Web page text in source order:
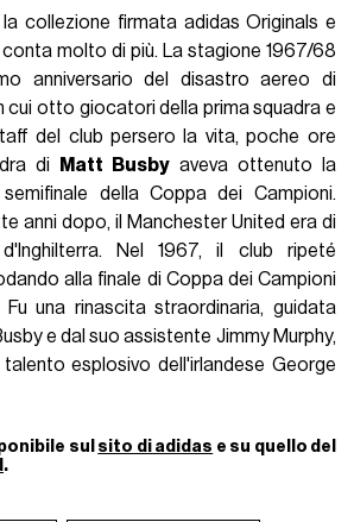
collezione firmata adidas Originals e
molto di più. La stagione 1967/68
anniversario del disastro aereo di
cui otto giocatori della prima squadra e
del club persero la vita, poche ore
di
Matt Busby aveva ottenuto la
della Coppa dei Campioni.
anni dopo, il Manchester United era di
Nel 1967, il club ripeté
alla finale di Coppa dei Campioni
una rinascita straordinaria, guidata
e dal suo assistente Jimmy Murphy,
esplosivo dell'irlandese George
sul sito di adidas e su quello del
.